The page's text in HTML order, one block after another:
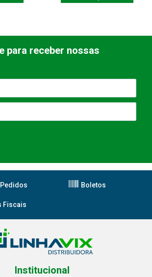
para receber nossas
Boletos
Fiscais
Institucional